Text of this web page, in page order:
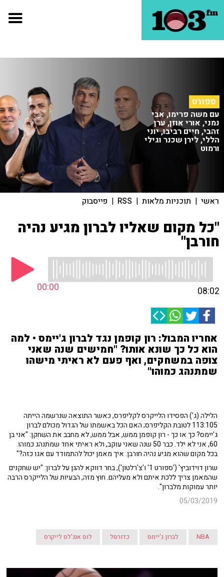
ספורט
עם משה פרימו, אבי
נמני, אורי אוזן, ערן
זהבי, חיים רביבו, יוני
הללי, לירן שכנר וגילי
ורמוט
ראשי | תוכניות מלאות |
RSS
| פייסבוק
"כל מקום שאליו לברון מגיע נהיה
חורבן"
00:00 08:02
אחריו המבול: רון קופמן נגד לברון ג'יימס • למה
הוא כל כך שונא אותו? "חמישים שנה שאני
צופה במשחקים, ואף פעם לא ראיתי מישהו
שמתנהג כמוהו"
הלילה (ג') הפסידו הלייקרס לקליפרס, כאשר התוצאה שנרשמה הייתה
113:105 לטובת הקליפרס; האם הכל באשמתו של הגדול מכולם לברון
ג'יימס? כך או כך - רון קופמן ממש, אבל ממש, לא מחבב את השחקן: "אני בן
60, אני לא ילד. כבר 50 שנה שאני עוקב, ולא ראיתי אחד שמתנהג כמוהו.
בכל מקום שהוא מגיע נהיה חורבן. איך מאמן יכול להתמודד עם אגו כזה?"
שרון דוידוביץ' ('ספורט 1' ו'צ'רלטון'), בחר דווקא להגן על לברון: "יש שחקנים
שהמאמן צריך ללכת איתם ולא מעליהם. חוץ מזה, הבעיות של הלייקרס הרבה
יותר עמוקות מלברון".
05/03/2019
NBA לברון ג'יימס כדורסל לוס אנג'לס לייקרס